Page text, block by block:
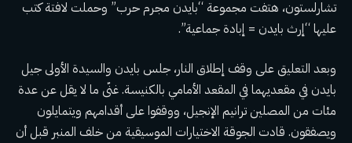
تشارلستون، هتفت مجموعة “بايدن مجرم حرب” وحملت لافتة كتب
عليها “إرث بايدن = إبادة جماعية”.
وبعد التعليق على وقف إطلاق النار، جلس بايدن والسيدة الأولى جيل
بايدن في مقعديهما في المقعد الأمامي بالكنيسة. غنّى ما لا يقل عن عدة
مئات من المصلين ترانيم الإنجيل، ووقفوا على أقدامهم ويتمايلون
ويصفقون. قادت الجوقة الاختيارات الموسيقية من خلف المنبر قبل أن